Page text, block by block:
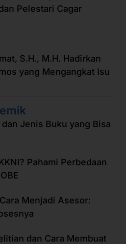
Pelestari Cagar
S.H., M.H. Hadirkan
yang Mengangkat Isu
Jenis Buku yang Bisa
Pahami Perbedaan
Menjadi Asesor:
dan Cara Membuat